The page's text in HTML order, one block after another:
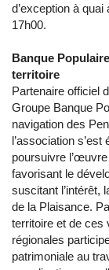
d’exception à
17h00.
Banque
territoire
Partenaire officiel
Groupe Banque
navigation des
l’association
poursuivre
favorisant le
suscitant l’intérêt,
de la Plaisance.
territoire et de ces
régionales
patrimoniale au